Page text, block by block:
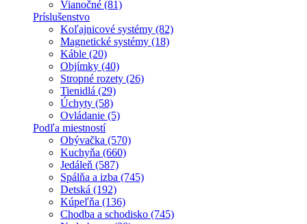
Vianočné (81)
Príslušenstvo
Koľajnicové systémy (82)
Magnetické systémy (18)
Káble (20)
Objímky (40)
Stropné rozety (26)
Tienidlá (29)
Úchyty (58)
Ovládanie (5)
Podľa miestností
Obývačka (570)
Kuchyňa (660)
Jedáleň (587)
Spálňa a izba (745)
Detská (192)
Kúpeľňa (136)
Chodba a schodisko (745)